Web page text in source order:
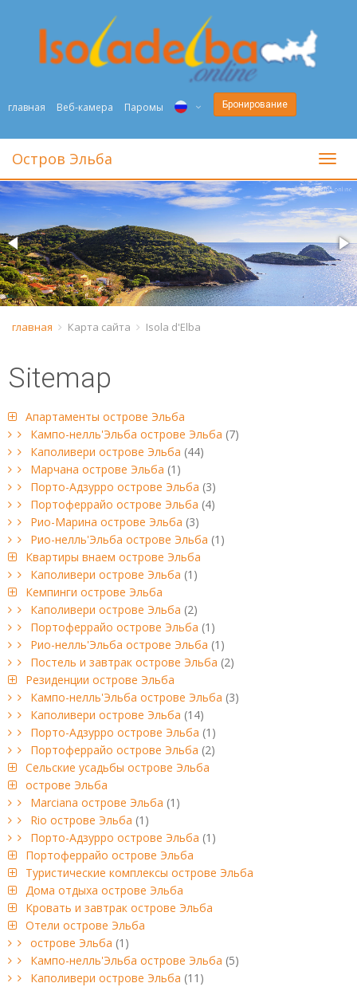
главная Веб-камера Паромы
ENG
DEU
NED
FRA
Бронирование
Остров Эльба
главная Карта сайта Isola d'Elba
Sitemap
Апартаменты острове Эльба
Кампо-нелль'Эльба острове Эльба (7)
Каполивери острове Эльба (44)
Марчана острове Эльба (1)
Порто-Адзурро острове Эльба (3)
Портоферрайо острове Эльба (4)
Рио-Марина острове Эльба (3)
Рио-нелль'Эльба острове Эльба (1)
Квартиры внаем острове Эльба
Каполивери острове Эльба (1)
Кемпинги острове Эльба
Каполивери острове Эльба (2)
Портоферрайо острове Эльба (1)
Рио-нелль'Эльба острове Эльба (1)
Постель и завтрак острове Эльба (2)
Резиденции острове Эльба
Кампо-нелль'Эльба острове Эльба (3)
Каполивери острове Эльба (14)
Порто-Адзурро острове Эльба (1)
Портоферрайо острове Эльба (2)
Сельские усадьбы острове Эльба
острове Эльба
Marciana острове Эльба (1)
Rio острове Эльба (1)
Порто-Адзурро острове Эльба (1)
Портоферрайо острове Эльба
Туристические комплексы острове Эльба
Дома отдыха острове Эльба
Кровать и завтрак острове Эльба
Отели острове Эльба
острове Эльба (1)
Кампо-нелль'Эльба острове Эльба (5)
Каполивери острове Эльба (11)